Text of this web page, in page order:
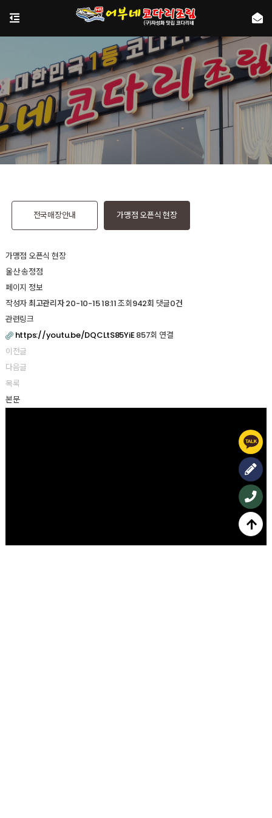
전국매장안내 가맹점 오픈식 현장
가맹점 오픈식 현장
울산 송정점
페이지 정보
작성자최고관리자20-10-15 18:11조회942회 댓글0건
관련링크
https://youtu.be/DQCLtS85YiE 857회 연결
이전글
다음글
목록
본문